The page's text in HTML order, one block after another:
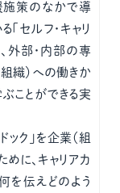
施策のなかで導
「セルフ・キャリ
外部・内部の専
組織）への働きか
ことができる実
ック」を企業（組
めに、キャリアカ
を伝えどのよう